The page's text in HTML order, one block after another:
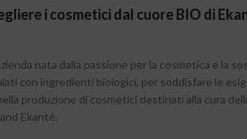
i cosmetici dal cuore BIO di
nata dalla passione per la cosmetica e la
con ingredienti biologici, per soddisfare le
produzione di cosmetici destinati alla cura
Ekanté.